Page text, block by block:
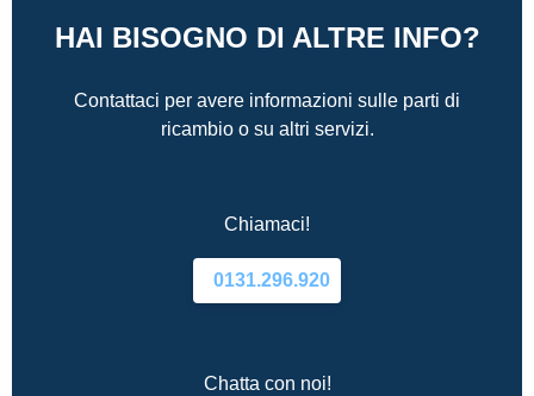
HAI BISOGNO DI ALTRE INFO?
Contattaci per avere informazioni sulle parti di
ricambio o su altri servizi.
Chiamaci!
0131.296.920
Chatta con noi!